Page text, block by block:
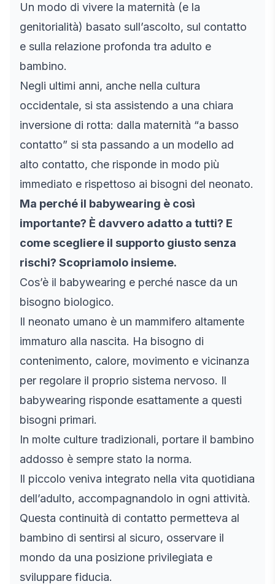
Un modo di vivere la maternità (e la
genitorialità) basato sull’ascolto, sul contatto
e sulla relazione profonda tra adulto e
bambino.
Negli ultimi anni, anche nella cultura
occidentale, si sta assistendo a una chiara
inversione di rotta: dalla maternità “a basso
contatto” si sta passando a un modello ad
alto contatto, che risponde in modo più
immediato e rispettoso ai bisogni del neonato.
Ma perché il babywearing è così
importante? È davvero adatto a tutti? E
come scegliere il supporto giusto senza
rischi? Scopriamolo insieme.
Cos’è il babywearing e perché nasce da un
bisogno biologico.
Il neonato umano è un mammifero altamente
immaturo alla nascita. Ha bisogno di
contenimento, calore, movimento e vicinanza
per regolare il proprio sistema nervoso. Il
babywearing risponde esattamente a questi
bisogni primari.
In molte culture tradizionali, portare il bambino
addosso è sempre stato la norma.
Il piccolo veniva integrato nella vita quotidiana
dell’adulto, accompagnandolo in ogni attività.
Questa continuità di contatto permetteva al
bambino di sentirsi al sicuro, osservare il
mondo da una posizione privilegiata e
sviluppare fiducia.